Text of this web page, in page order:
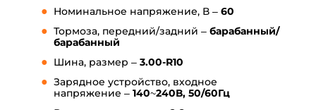
Номинальное напряжение, В – 60
Тормоза, передний/задний – барабанный/
барабанный
Шина, размер – 3.00-R10
Зарядное устройство, входное
напряжение – 140~240В, 50/60Гц